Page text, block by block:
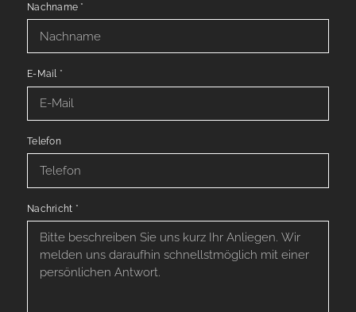
Nachname *
E-Mail *
Telefon
Nachricht *